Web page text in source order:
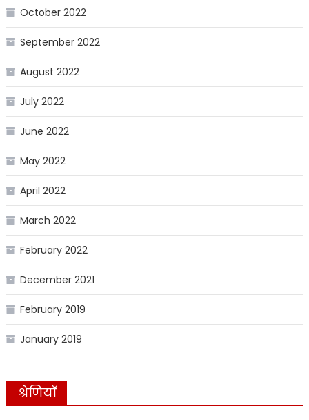
October 2022
September 2022
August 2022
July 2022
June 2022
May 2022
April 2022
March 2022
February 2022
December 2021
February 2019
January 2019
श्रेणियाँ